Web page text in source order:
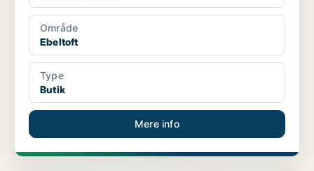
Område
Ebeltoft
Type
Butik
Mere info